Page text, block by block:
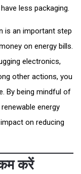
less packaging.
is an important step
on energy bills.
electronics,
other actions, you
By being mindful of
energy
on reducing
करें